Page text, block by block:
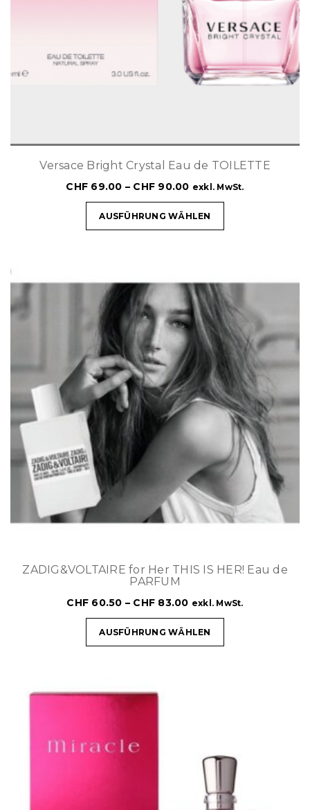
Versace Bright Crystal Eau de TOILETTE
CHF 69.00 – CHF 90.00 exkl. MwSt.
AUSFÜHRUNG WÄHLEN
ZADIG&VOLTAIRE for Her THIS IS HER! Eau de
PARFUM
CHF 60.50 – CHF 83.00 exkl. MwSt.
AUSFÜHRUNG WÄHLEN